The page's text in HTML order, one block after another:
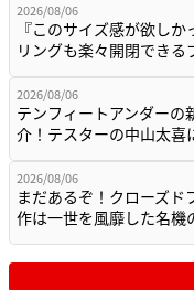
2026/08/06
『このサイズ感が欲し
リングも楽々開閉でき
2026/08/06
テンフィートアンダーの
介！テスターの中山太
2026/08/06
まだあるぞ！クローズド
作は一世を風靡した名